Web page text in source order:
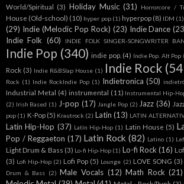
World/Spiritual (3) Holiday Music (31) Horrorcore /
House (Old-school) (10) hyper pop (1) hyperpop (8) IDM (1)
(29) Indie (Melodic Pop Rock) (23) Indie Dance
Indie Folk (60) INDIE FOLK SINGER-SONGWRITER
Indie Pop (340) indie pop. (4) Indie Pop. Alt Pop
Rock (3) Indie R&BSlap House (1) Indie Rock
Rock (1) Indie RockIndie Pop (1) Indietronica (50)
Industrial Metal (4) instrumental (11) Instrumental Hip-
(2) Irish Based (1) J-pop (17) Jangle Pop (2) Jazz (36)
pop (1) K-Pop (5) Krautrock (2) Latin (13) LATIN
Latin Hip-Hop (37) Latín Hip-Hop (1) Latin House (5)
Pop / Reggaeton (17) Latin Rock (82) Latino (1)
Light Drum & Bass (3) Lo-fi Hip-Hop (1) Lo-fi Rock (16)
(3) Lofi Hip-Hop (2) Lofi Pop (5) Lounge (2) LOVE SONG (3)
Drum & Bass (2) Male Vocals (12) Math Rock (21)